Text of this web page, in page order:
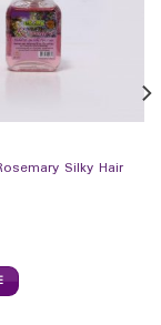
Silky Hair